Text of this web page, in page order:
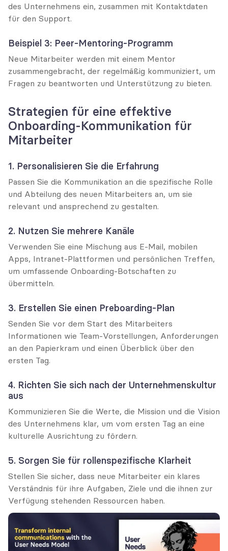
des Unternehmens ein, zusammen mit Kontaktdaten
für den Support.
Beispiel 3: Peer-Mentoring-Programm
Neue Mitarbeiter werden mit einem Mentor
zusammengebracht, der regelmäßig kommuniziert, um
Fragen zu beantworten und Unterstützung zu bieten.
Strategien für eine effektive
Onboarding-Kommunikation für
Mitarbeiter
1. Personalisieren Sie die Erfahrung
Passen Sie die Kommunikation an die spezifische Rolle
und Abteilung des neuen Mitarbeiters an, um sie
relevant und ansprechend zu gestalten.
2. Nutzen Sie mehrere Kanäle
Verwenden Sie eine Mischung aus E-Mail, mobilen
Apps, Intranet-Plattformen und persönlichen Treffen,
um umfassende Onboarding-Botschaften zu
übermitteln.
3. Erstellen Sie einen Preboarding-Plan
Senden Sie vor dem Start des Mitarbeiters
Informationen wie Team-Vorstellungen, Anforderungen
an den Papierkram und einen Überblick über den
ersten Tag.
4. Richten Sie sich nach der Unternehmenskultur
aus
Kommunizieren Sie die Werte, die Mission und die Vision
des Unternehmens klar, um vom ersten Tag an eine
kulturelle Ausrichtung zu fördern.
5. Sorgen Sie für rollenspezifische Klarheit
Stellen Sie sicher, dass neue Mitarbeiter ein klares
Verständnis für ihre Aufgaben, Ziele und die ihnen zur
Verfügung stehenden Ressourcen haben.